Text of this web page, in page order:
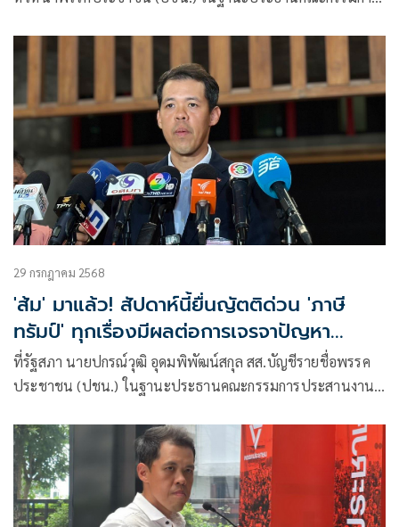
29 กรกฎาคม 2568
'ส้ม' มาแล้ว! สัปดาห์นี้ยื่นญัตติด่วน 'ภาษี
ทรัมป์' ทุกเรื่องมีผลต่อการเจรจาปัญหา
ชายแดน
ที่รัฐสภา นายปกรณ์วุฒิ อุดมพิพัฒน์สกุล สส.บัญชีรายชื่อพรรค
ประชาชน (ปชน.) ในฐานะประธานคณะกรรมการประสานงาน